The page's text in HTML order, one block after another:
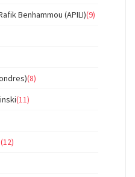
Benhammou (APILI)(9)
(8)
(11)
(12)